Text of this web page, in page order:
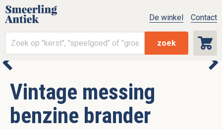
zoek
De winkel Contact
Vintage messing
benzine brander